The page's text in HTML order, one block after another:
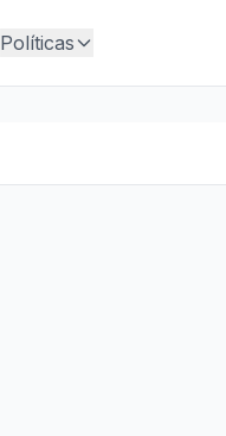
Políticas